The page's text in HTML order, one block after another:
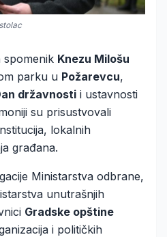
spomenik Knezu Milošu
parku u Požarevcu,
državnosti i ustavnosti
su prisustvovali
lokalnih
građana.
Ministarstva odbrane,
unutrašnjih
Gradske opštine
i političkih